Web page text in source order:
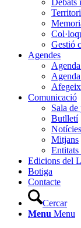
Debats
Gestió
Agendes
Comunicació
Sala de
Butlletí
Notícies
Mitjans
Edicions del
Botiga
Contacte
Cercar
Menu Menu